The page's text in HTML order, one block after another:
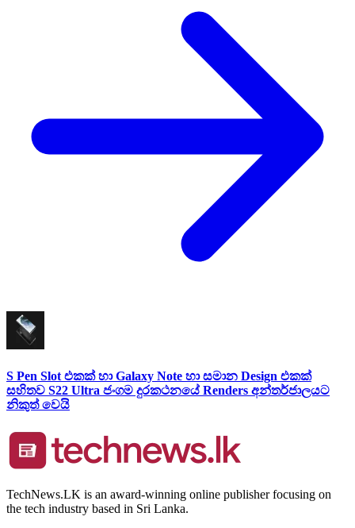
S Pen Slot එකක් හා Galaxy Note හා සමාන Design එකක්
සහිතව S22 Ultra ජංගම දුරකථනයේ Renders අන්තර්ජාලයට
නිකුත් වෙයි
TechNews.LK is an award-winning online publisher focusing on
the tech industry based in Sri Lanka.